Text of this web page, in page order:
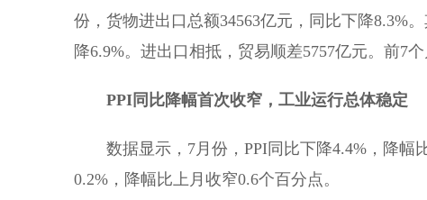
份，货物进出口总额34563亿元，同比下降8.3%
降6.9%。进出口相抵，贸易顺差5757亿元。前7
PPI同比降幅首次收窄，工业运行总体稳定
数据显示，7月份，PPI同比下降4.4%，降幅
0.2%，降幅比上月收窄0.6个百分点。